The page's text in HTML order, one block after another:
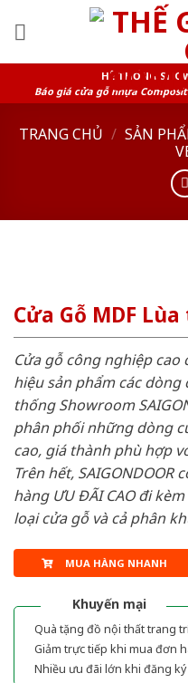
HỆ THỐNG
Báo giá cửa gỗ nhựa
TRANG CHỦ / SẢN
Cửa Gỗ MDF Lùa
Cửa gỗ công nghiệp cao
hiệu sản phẩm các
thống Showroom
phân phối những dòng
cao, giá thành phù hợp
Trên hết,
hàng ƯU ĐÃI CAO đi
loại cửa gỗ và cả phân
MUA HÀNG NHANH
Khuyến mại
Quà tặng đồ nội thất trang
Giảm trực tiếp khi mua đơn
Nhiều ưu đãi lớn khi đăng